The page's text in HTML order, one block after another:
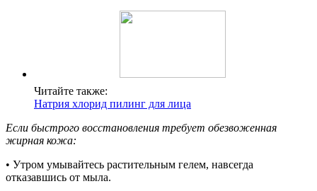
Читайте также:
Натрия хлорид пилинг для лица
Если быстрого восстановления требует обезвоженная
жирная кожа:
• Утром умывайтесь растительным гелем, навсегда
отказавшись от мыла.